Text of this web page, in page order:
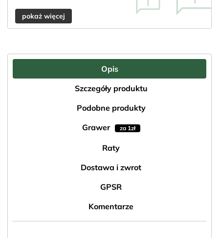
pokaż więcej
Opis
Szczegóły produktu
Podobne produkty
Grawer
za 1zł
Raty
Dostawa i zwrot
GPSR
Komentarze